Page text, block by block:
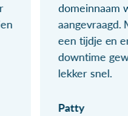
domeinnaam
aangevraagd.
een tijdje en
downtime
lekker snel.
Patty